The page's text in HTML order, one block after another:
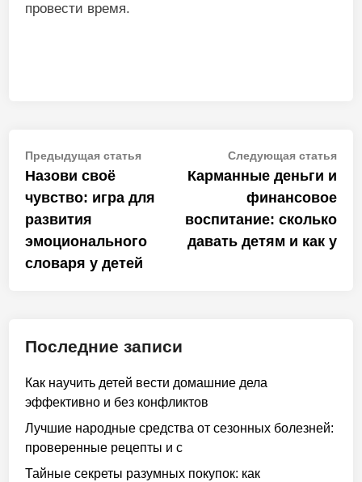
провести время.
Навигация
по
записям
Предыдущая статьяПредыдущая
Назови своё
чувство: игра для
развития
эмоционального
словаря у детей
Следующая статья
Карманные деньги и
финансовое
воспитание: сколько
давать детям и как у
Последние записи
Как научить детей вести домашние дела
эффективно и без конфликтов
Лучшие народные средства от сезонных болезней:
проверенные рецепты и с
Тайные секреты разумных покупок: как